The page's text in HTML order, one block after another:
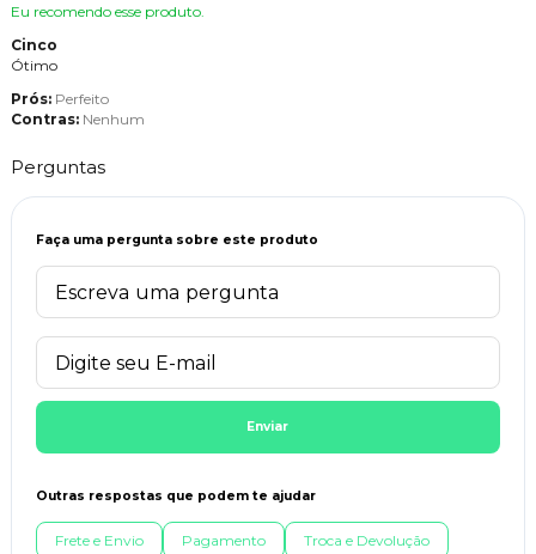
Eu recomendo esse produto.
Cinco
Ótimo
Prós: Perfeito
Contras: Nenhum
Perguntas
Faça uma pergunta sobre este produto
Enviar
Outras respostas que podem te ajudar
Frete e Envio Pagamento Troca e Devolução